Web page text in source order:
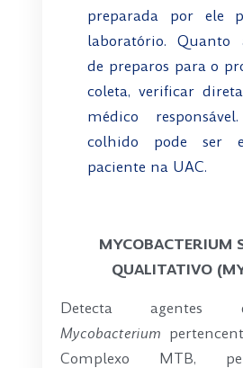
preparada por ele
laboratório. Quanto
de preparos para o
coleta, verificar
médico
colhido pode ser
paciente na UAC.
MYCOBACTERIUM
QUALITATIVO
Detecta agentes
Mycobacterium
Complexo MTB,